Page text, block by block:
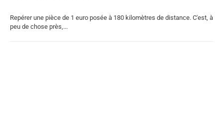
Repérer une pièce de 1 euro posée à 180 kilomètres de distance. C'est, à
peu de chose près,...